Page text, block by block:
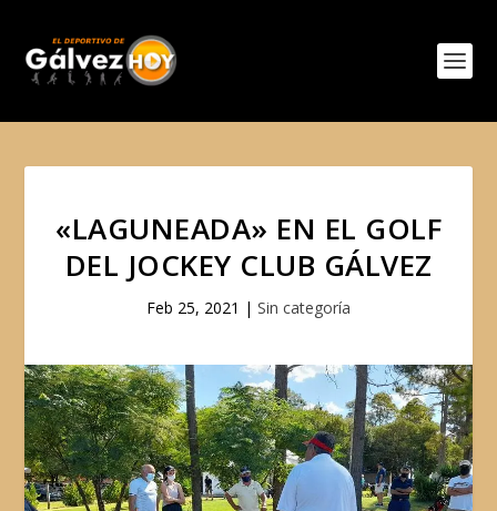
«LAGUNEADA» EN EL GOLF
DEL JOCKEY CLUB GÁLVEZ
Feb 25, 2021 | Sin categoría